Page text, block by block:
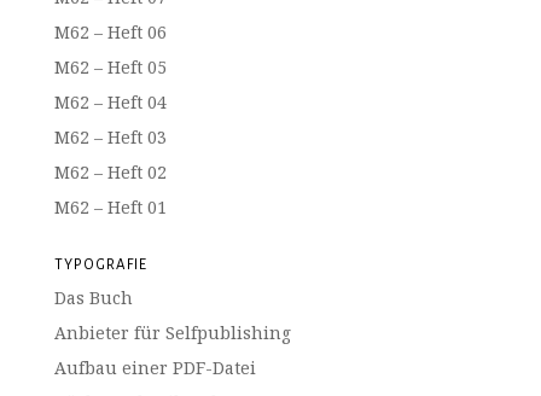
M62 – Heft 06
M62 – Heft 05
M62 – Heft 04
M62 – Heft 03
M62 – Heft 02
M62 – Heft 01
TYPOGRAFIE
Das Buch
Anbieter für Selfpublishing
Aufbau einer PDF-Datei